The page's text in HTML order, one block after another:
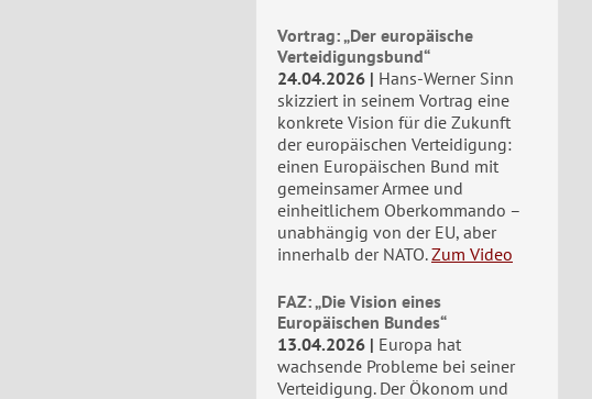
Vortrag: „Der europäische
Verteidigungsbund“
24.04.2026
Hans-Werner Sinn
skizziert in seinem Vortrag eine
konkrete Vision für die Zukunft
der europäischen Verteidigung:
einen Europäischen Bund mit
gemeinsamer Armee und
einheitlichem Oberkommando –
unabhängig von der EU, aber
innerhalb der NATO. Zum Video
FAZ: „Die Vision eines
Europäischen Bundes“
13.04.2026
Europa hat
wachsende Probleme bei seiner
Verteidigung. Der Ökonom und